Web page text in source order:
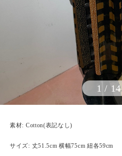
1 / 14
素材: Cotton(表記なし)
サイズ: 丈51.5cm 横幅75cm 紐各59cm